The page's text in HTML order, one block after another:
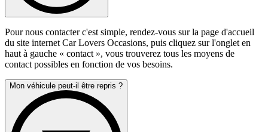
Pour nous contacter c'est simple, rendez-vous sur la page d'accueil
du site internet Car Lovers Occasions, puis cliquez sur l'onglet en
haut à gauche « contact », vous trouverez tous les moyens de
contact possibles en fonction de vos besoins.
Mon véhicule peut-il être repris ?